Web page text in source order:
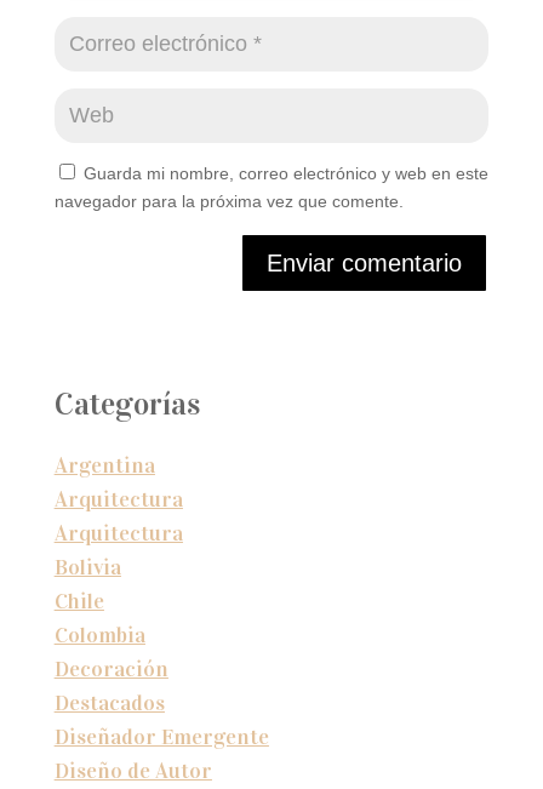
Guarda mi nombre, correo electrónico y web en este
navegador para la próxima vez que comente.
Enviar comentario
Categorías
Argentina
Arquitectura
Arquitectura
Bolivia
Chile
Colombia
Decoración
Destacados
Diseñador Emergente
Diseño de Autor